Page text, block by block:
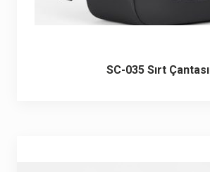
SC-035 Sırt Çantası